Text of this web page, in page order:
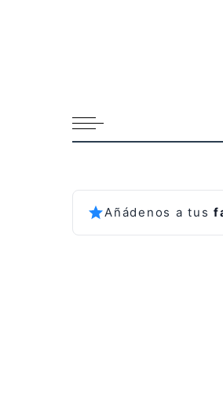
Añádenos a tus